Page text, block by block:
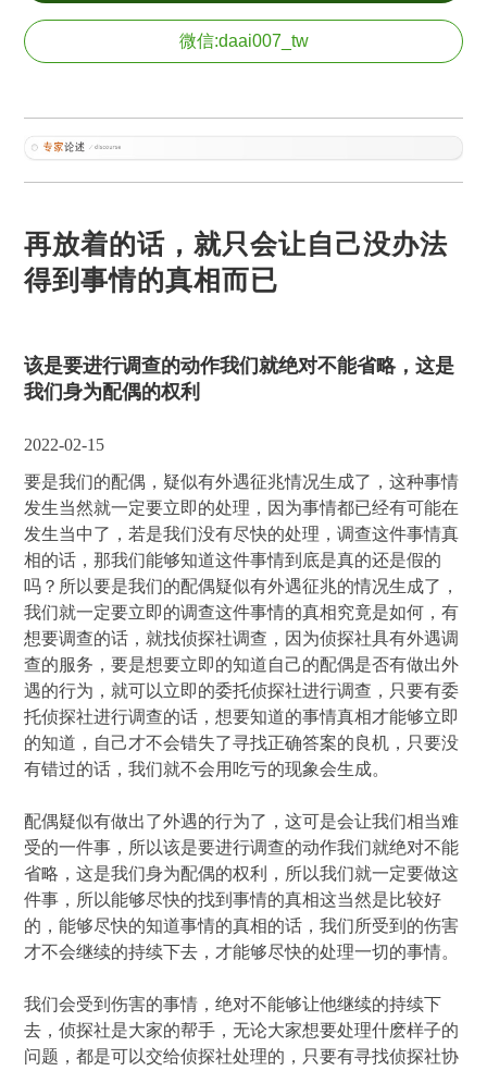
微信:daai007_tw
再放着的话，就只会让自己没办法
得到事情的真相而已
该是要进行调查的动作我们就绝对不能省略，这是
我们身为配偶的权利
2022-02-15
要是我们的配偶，疑似有外遇征兆情况生成了，这种事情
发生当然就一定要立即的处理，因为事情都已经有可能在
发生当中了，若是我们没有尽快的处理，调查这件事情真
相的话，那我们能够知道这件事情到底是真的还是假的
吗？所以要是我们的配偶疑似有外遇征兆的情况生成了，
我们就一定要立即的调查这件事情的真相究竟是如何，有
想要调查的话，就找侦探社调查，因为侦探社具有外遇调
查的服务，要是想要立即的知道自己的配偶是否有做出外
遇的行为，就可以立即的委托侦探社进行调查，只要有委
托侦探社进行调查的话，想要知道的事情真相才能够立即
的知道，自己才不会错失了寻找正确答案的良机，只要没
有错过的话，我们就不会用吃亏的现象会生成。
配偶疑似有做出了外遇的行为了，这可是会让我们相当难
受的一件事，所以该是要进行调查的动作我们就绝对不能
省略，这是我们身为配偶的权利，所以我们就一定要做这
件事，所以能够尽快的找到事情的真相这当然是比较好
的，能够尽快的知道事情的真相的话，我们所受到的伤害
才不会继续的持续下去，才能够尽快的处理一切的事情。
我们会受到伤害的事情，绝对不能够让他继续的持续下
去，侦探社是大家的帮手，无论大家想要处理什麽样子的
问题，都是可以交给侦探社处理的，只要有寻找侦探社协